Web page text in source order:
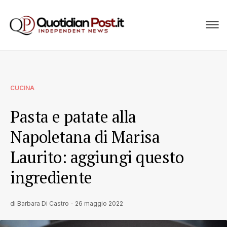
CUCINA
Pasta e patate alla
Napoletana di Marisa
Laurito: aggiungi questo
ingrediente
di Barbara Di Castro - 26 maggio 2022